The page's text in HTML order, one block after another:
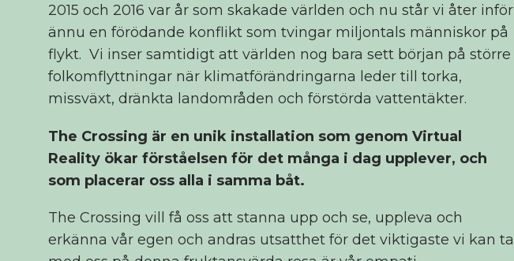
2015 och 2016 var år som skakade världen och nu står vi åter inför
ännu en förödande konflikt som tvingar miljontals människor på
flykt. Vi inser samtidigt att världen nog bara sett början på större
folkomflyttningar när klimatförändringarna leder till torka,
missväxt, dränkta landområden och förstörda vattentäkter.
The Crossing är en unik installation som genom Virtual
Reality ökar förståelsen för det många i dag upplever, och
som placerar oss alla i samma båt.
The Crossing vill få oss att stanna upp och se, uppleva och
erkänna vår egen och andras utsatthet för det viktigaste vi kan ta